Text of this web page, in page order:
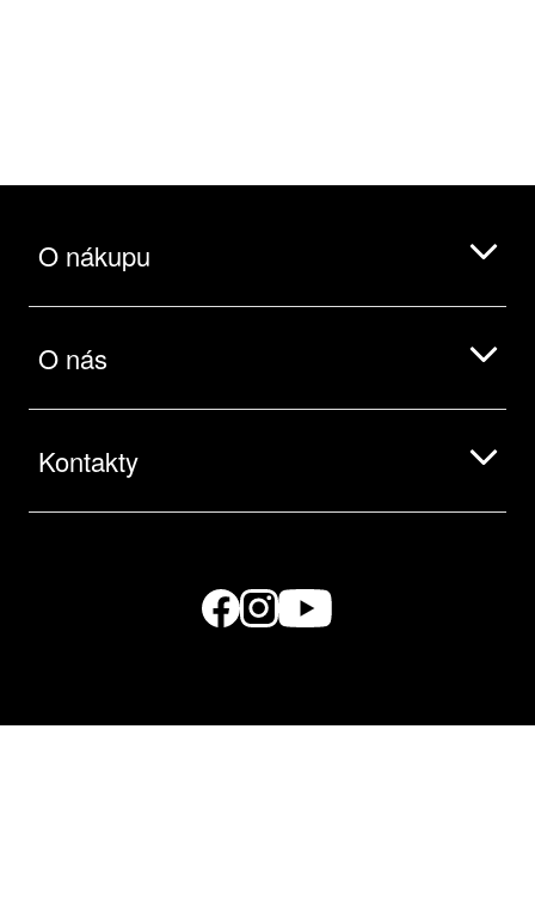
O nákupu
O nás
Kontakty